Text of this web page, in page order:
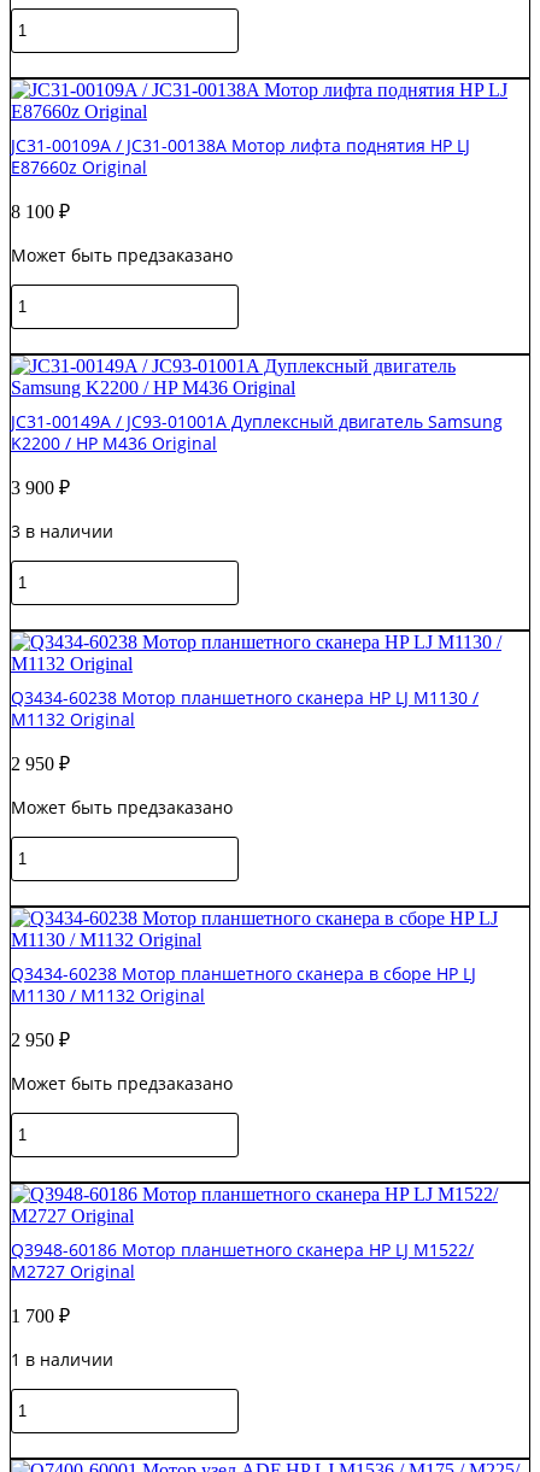
Количество
товара
8685
Редуктор
Canon
MF4350/4320/4370/4380/4340
Original
JC31-00109A / JC31-00138A Мотор лифта поднятия HP LJ
E87660z Original
8 100 ₽
Может быть предзаказано
Количество
товара
00109A
/
JC31-
00138A
Мотор
поднятия
LJ
Original
JC31-00149A / JC93-01001A Дуплексный двигатель Samsung
K2200 / HP M436 Original
3 900 ₽
3 в наличии
Количество
товара
00149A
/
JC93-
01001A
Дуплексный
Samsung
/
M436
Original
Q3434-60238 Мотор планшетного сканера HP LJ M1130 /
M1132 Original
2 950 ₽
Может быть предзаказано
Количество
товара
60238
Мотор
планшетного
сканера
HP
M1130
M1132
Q3434-60238 Мотор планшетного сканера в сборе HP LJ
M1130 / M1132 Original
2 950 ₽
Может быть предзаказано
Количество
товара
60238
Мотор
планшетного
сканера
в
HP
M1130
M1132
Original
Q3948-60186 Мотор планшетного сканера HP LJ M1522/
M2727 Original
1 700 ₽
1 в наличии
Количество
товара
60186